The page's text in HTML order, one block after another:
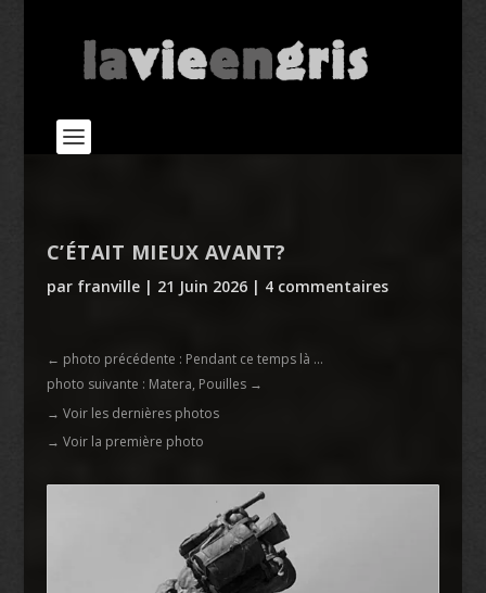
C’ÉTAIT MIEUX AVANT?
par franville| 21 Juin 2026| 4 commentaires
← photo précédente : Pendant ce temps là ...
photo suivante : Matera, Pouilles→
→ Voir les dernières photos
→ Voir la première photo